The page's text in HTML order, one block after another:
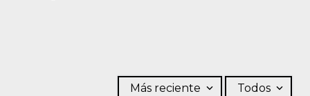
Más reciente Todos